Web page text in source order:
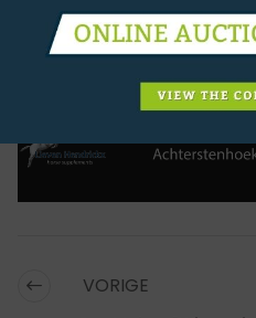
CATEGORIËN:OVERIG NIEUWS
IN MEMORIAM
VORIGE